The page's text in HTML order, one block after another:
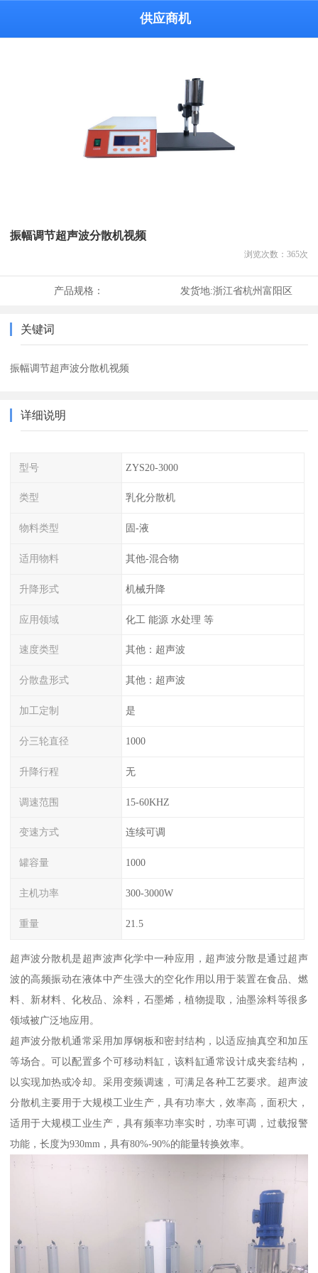
供应商机
振幅调节超声波分散机视频
浏览次数： 365次
产品规格： 发货地:浙江省杭州富阳区
关键词
振幅调节超声波分散机视频
详细说明
型号 ZYS20-3000
类型 乳化分散机
物料类型 固-液
适用物料 其他-混合物
升降形式 机械升降
应用领域 化工 能源 水处理 等
速度类型 其他：超声波
分散盘形式 其他：超声波
加工定制 是
分三轮直径 1000
升降行程 无
调速范围 15-60KHZ
变速方式 连续可调
罐容量 1000
主机功率 300-3000W
重量 21.5
超声波分散机是超声波声化学中一种应用，超声波分散是通过超声
波的高频振动在液体中产生强大的空化作用以用于装置在食品、燃
料、新材料、化枚品、涂料，石墨烯，植物提取，油墨涂料等很多
领域被广泛地应用。
超声波分散机通常采用加厚钢板和密封结构，以适应抽真空和加压
等场合。可以配置多个可移动料缸，该料缸通常设计成夹套结构，
以实现加热或冷却。采用变频调速，可满足各种工艺要求。超声波
分散机主要用于大规模工业生产，具有功率大，效率高，面积大，
适用于大规模工业生产，具有频率功率实时，功率可调，过载报警
功能，长度为930mm，具有80%-90%的能量转换效率。